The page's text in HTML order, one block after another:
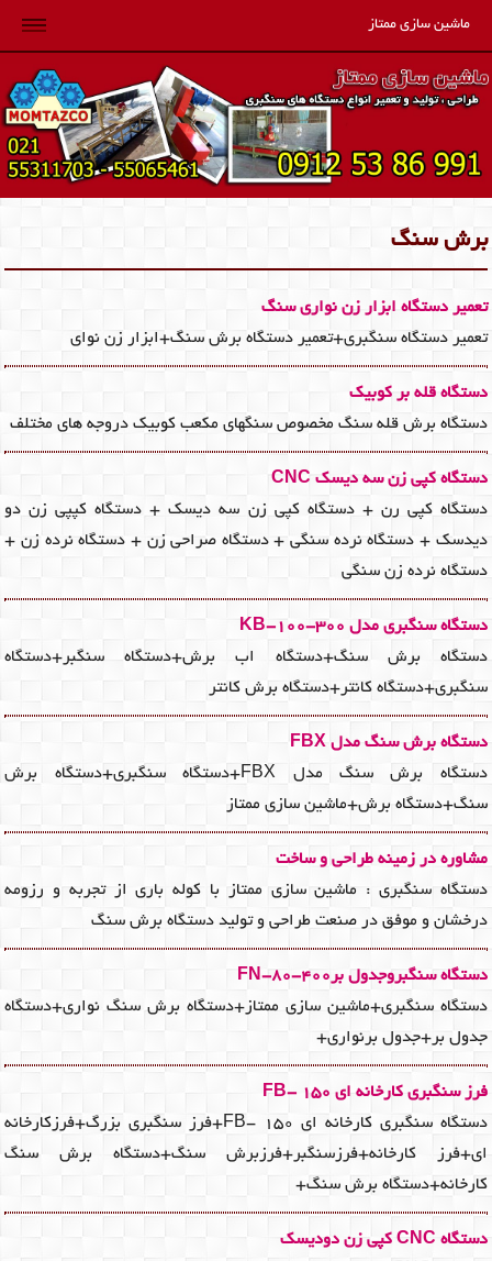
ماشین سازی ممتاز
برش سنگ
تعمیر دستگاه ابزار زن نواری سنگ
تعمیر دستگاه سنگبری+تعمیر دستگاه برش سنگ+ابزار زن نوای
دستگاه قله بر کوبیک
دستگاه برش قله سنگ مخصوص سنگهای مکعب کوبیک دروجه های مختلف
دستگاه کپی زن سه دیسک CNC
دستگاه کپی رن + دستگاه کپی زن سه دیسک + دستگاه کپپی زن دو
دیدسک + دستگاه نرده سنگی + دستگاه صراحی زن + دستگاه نرده زن +
دستگاه نرده زن سنگی
دستگاه سنگبری مدل KB-100-300
دستگاه برش سنگ+دستگاه اب برش+دستگاه سنگبر+دستگاه
سنگبری+دستگاه کانتر+دستگاه برش کانتر
دستگاه برش سنگ مدل FBX
دستگاه برش سنگ مدل FBX+دستگاه سنگبری+دستگاه برش
سنگ+دستگاه برش+ماشین سازی ممتاز
مشاوره در زمینه طراحی و ساخت
دستگاه سنگبری : ماشین سازی ممتاز با کوله باری از تجربه و رزومه
درخشان و موفق در صنعت طراحی و تولید دستگاه برش سنگ
دستگاه سنگبروجدول برFN-80-400
دستگاه سنگبری+ماشین سازی ممتاز+دستگاه برش سنگ نواری+دستگاه
جدول بر+جدول برنواری+
فرز سنگبری کارخانه ای FB- 150
دستگاه سنگبری کارخانه ای FB- 150+فرز سنگبری بزرگ+فرزکارخانه
ای+فرز کارخانه+فرزسنگبر+فرزبرش سنگ+دستگاه برش سنگ
کارخانه+دستگاه برش سنگ+
دستگاه CNC کپی زن دودیسک